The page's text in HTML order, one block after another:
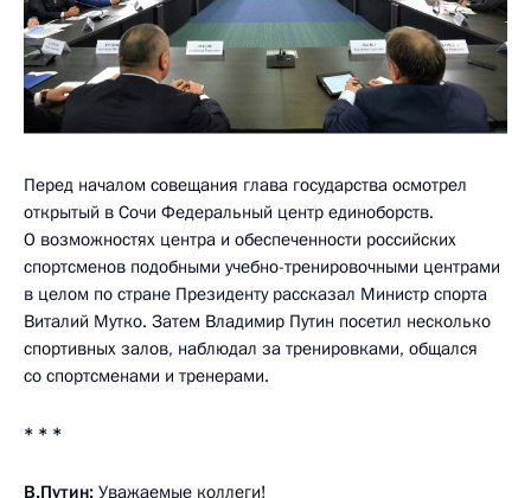
Перед началом совещания глава государства осмотрел
открытый в Сочи Федеральный центр единоборств.
О возможностях центра и обеспеченности российских
спортсменов подобными учебно-тренировочными центрами
в целом по стране Президенту рассказал Министр спорта
Виталий Мутко. Затем Владимир Путин посетил несколько
спортивных залов, наблюдал за тренировками, общался
со спортсменами и тренерами.
* * *
В.Путин: Уважаемые коллеги!